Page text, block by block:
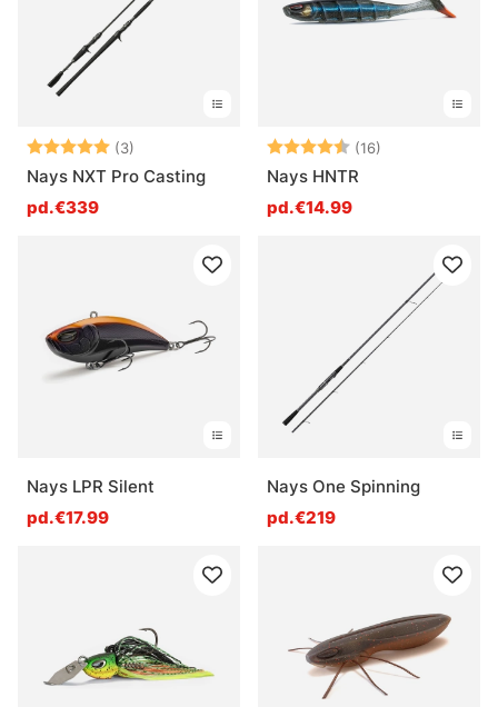
Note: (3)
Nays NXT Pro Casting
pd.€339
Note: (16)
Nays HNTR
pd.€14.99
Nays LPR Silent
pd.€17.99
Nays One Spinning
pd.€219